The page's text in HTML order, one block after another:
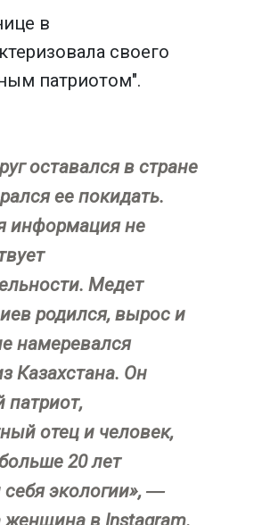
в
своего
патриотом".
оставался в стране
ее покидать.
информация не
Медет
родился, вырос и
намеревался
Казахстана. Он
патриот,
отец и человек,
20 лет
себя экологии», ―
женщина в Instagram.